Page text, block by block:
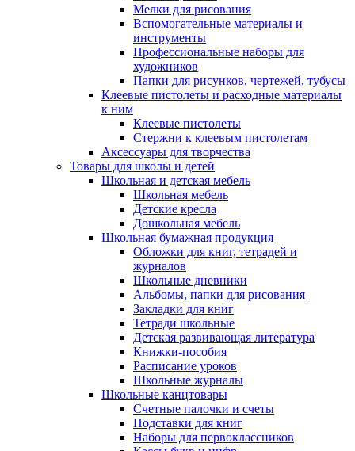
Мелки для рисования
Вспомогательные материалы и
инструменты
Профессиональные наборы для
художников
Папки для рисунков, чертежей, тубусы
Клеевые пистолеты и расходные материалы
к ним
Клеевые пистолеты
Стержни к клеевым пистолетам
Аксессуары для творчества
Товары для школы и детей
Школьная и детская мебель
Школьная мебель
Детские кресла
Дошкольная мебель
Школьная бумажная продукция
Обложки для книг, тетрадей и
журналов
Школьные дневники
Альбомы, папки для рисования
Закладки для книг
Тетради школьные
Детская развивающая литература
Книжки-пособия
Расписание уроков
Школьные журналы
Школьные канцтовары
Счетные палочки и счеты
Подставки для книг
Наборы для первоклассников